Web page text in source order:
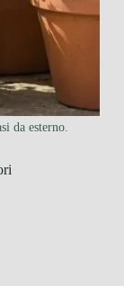
da esterno.